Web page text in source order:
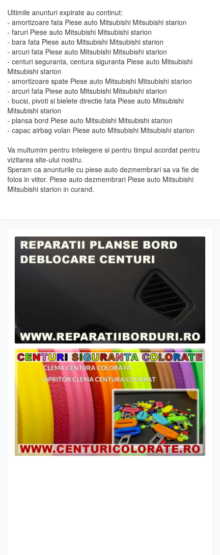
Ultimile anunturi expirate au continut:
- amortizoare fata Piese auto Mitsubishi Mitsubishi starion
- faruri Piese auto Mitsubishi Mitsubishi starion
- bara fata Piese auto Mitsubishi Mitsubishi starion
- arcuri fata Piese auto Mitsubishi Mitsubishi starion
- centuri seguranta, centura siguranta Piese auto Mitsubishi
Mitsubishi starion
- amortizoare spate Piese auto Mitsubishi Mitsubishi starion
- arcuri fata Piese auto Mitsubishi Mitsubishi starion
- bucsi, pivoti si bielete directie fata Piese auto Mitsubishi
Mitsubishi starion
- plansa bord Piese auto Mitsubishi Mitsubishi starion
- capac airbag volan Piese auto Mitsubishi Mitsubishi starion
Va multumim pentru intelegere si pentru timpul acordat pentru
vizitarea site-ului nostru.
Speram ca anunturile cu piese auto dezmembrari sa va fie de
folos in viitor. Piese auto dezmembrari Piese auto Mitsubishi
Mitsubishi starion in curand.